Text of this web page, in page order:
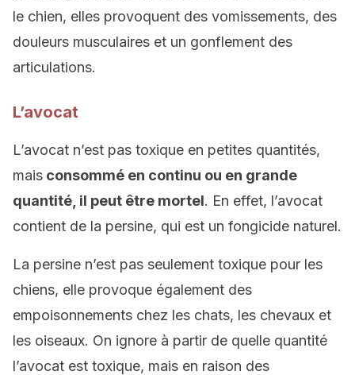
le chien, elles provoquent des vomissements, des
douleurs musculaires et un gonflement des
articulations.
L’avocat
L’avocat n’est pas toxique en petites quantités,
mais consommé en continu ou en grande
quantité, il peut être mortel. En effet, l’avocat
contient de la persine, qui est un fongicide naturel.
La persine n’est pas seulement toxique pour les
chiens, elle provoque également des
empoisonnements chez les chats, les chevaux et
les oiseaux. On ignore à partir de quelle quantité
l’avocat est toxique, mais en raison des